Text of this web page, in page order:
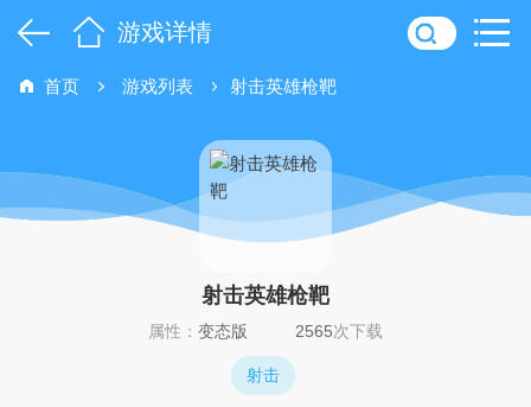
游戏详情
首页 游戏列表 射击英雄枪靶
射击英雄枪靶
属性： 变态版 2565次下载
射击